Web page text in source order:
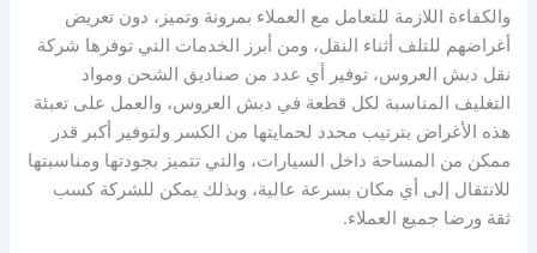
والكفاءة اللازمة للتعامل مع العملاء بمرونة وتميز، دون تعريض
أغراضهم للتلف أثناء النقل، ومن أبرز الخدمات التي توفرها شركة
نقل دبش العروس، توفير أي عدد من صناديق الشحن ومواد
التغليف المناسبة لكل قطعة في دبش العروس، والعمل على تعبئة
هذه الأغراض بترتيب محدد لحمايتها من الكسر ولتوفير أكبر قدر
ممكن من المساحة داخل السيارات، والتي تتميز بجودتها ومناسبتها
للانتقال إلى أي مكان بسرعة عالية، وبذلك يمكن للشركة كسب
ثقة ورضا جميع العملاء.